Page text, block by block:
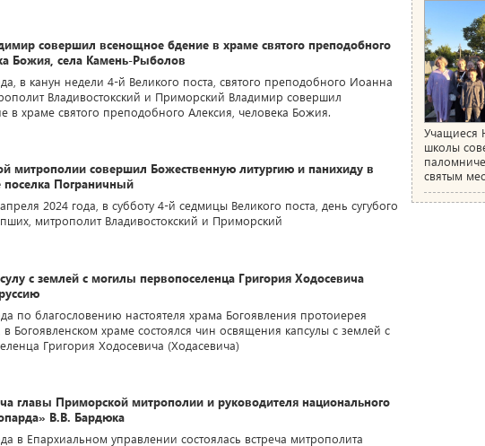
совершил всенощное бдение в храме святого преподобного
Божия, села Камень-Рыболов
в канун недели 4-й Великого поста, святого преподобного Иоанна
Владивостокский и Приморский Владимир совершил
в храме святого преподобного Алексия, человека Божия.
митрополии совершил Божественную литургию и панихиду в
поселка Пограничный
2024 года, в субботу 4-й седмицы Великого поста, день сугубого
митрополит Владивостокский и Приморский
с землей с могилы первопоселенца Григория Ходосевича
по благословению настоятеля храма Богоявления протоиерея
Богоявленском храме состоялся чин освящения капсулы с землей с
Григория Ходосевича (Ходасевича)
главы Приморской митрополии и руководителя национального
В.В. Бардюка
в Епархиальном управлении состоялась встреча митрополита
Учащиеся
школы
святым